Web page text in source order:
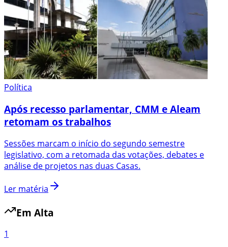
Política
Após recesso parlamentar, CMM e Aleam
retomam os trabalhos
Sessões marcam o início do segundo semestre
legislativo, com a retomada das votações, debates e
análise de projetos nas duas Casas.
Ler matéria
Em Alta
1